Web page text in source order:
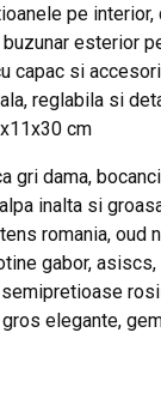
pe
esterior
capac si
reglabila si
cm
gri dama,
inalta si
romania, oud
gabor,
elegante,